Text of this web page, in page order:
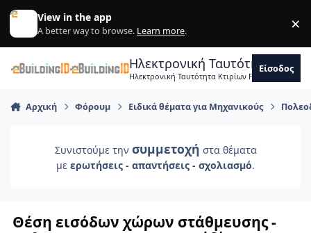
Skip to content
View in the app
A better way to browse. Learn more. ×
Ηλεκτρονική Ταυτότητα
Ηλεκτρονική Ταυτότητα Κτιρίων Forum
Είσοδος
Αρχική Φόρουμ Ειδικά θέματα για Μηχανικούς
Συνιστούμε την συμμετοχή στα θέματα
με ερωτήσεις - απαντήσεις - σχολιασμό.
Θέση εισόδων χώρων στάθμευσης -